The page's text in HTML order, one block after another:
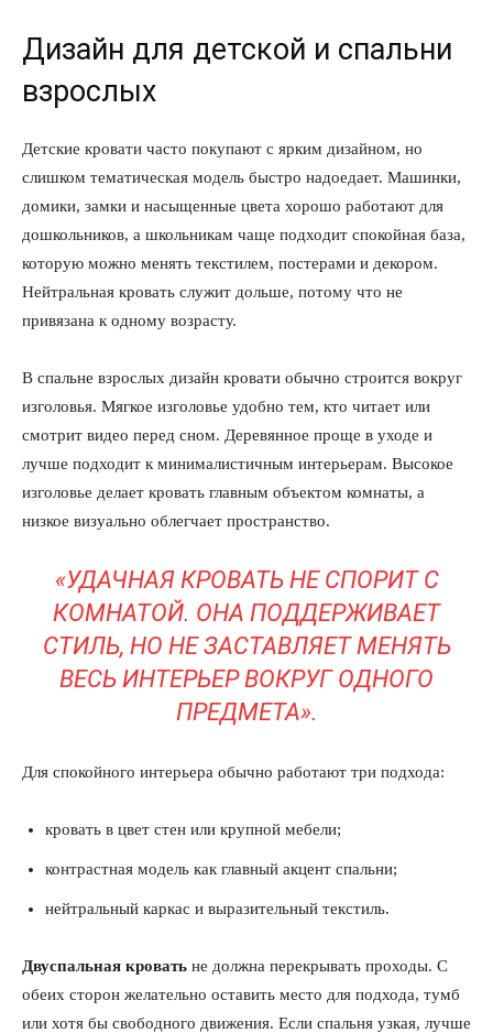
Дизайн для детской и спальни
взрослых
Детские кровати часто покупают с ярким дизайном, но
слишком тематическая модель быстро надоедает. Машинки,
домики, замки и насыщенные цвета хорошо работают для
дошкольников, а школьникам чаще подходит спокойная база,
которую можно менять текстилем, постерами и декором.
Нейтральная кровать служит дольше, потому что не
привязана к одному возрасту.
В спальне взрослых дизайн кровати обычно строится вокруг
изголовья. Мягкое изголовье удобно тем, кто читает или
смотрит видео перед сном. Деревянное проще в уходе и
лучше подходит к минималистичным интерьерам. Высокое
изголовье делает кровать главным объектом комнаты, а
низкое визуально облегчает пространство.
«УДАЧНАЯ КРОВАТЬ НЕ СПОРИТ С
КОМНАТОЙ. ОНА ПОДДЕРЖИВАЕТ
СТИЛЬ, НО НЕ ЗАСТАВЛЯЕТ МЕНЯТЬ
ВЕСЬ ИНТЕРЬЕР ВОКРУГ ОДНОГО
ПРЕДМЕТА».
Для спокойного интерьера обычно работают три подхода:
кровать в цвет стен или крупной мебели;
контрастная модель как главный акцент спальни;
нейтральный каркас и выразительный текстиль.
Двуспальная кровать не должна перекрывать проходы. С
обеих сторон желательно оставить место для подхода, тумб
или хотя бы свободного движения. Если спальня узкая, лучше